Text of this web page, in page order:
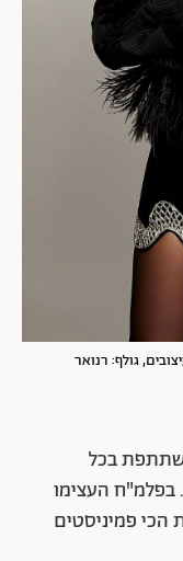
גולף: רנואר
בכל
בפלמ"ח העצימו
פמיניסטים